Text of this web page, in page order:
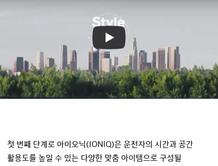
Play
첫 번째 단계로 아이오닉(IONIQ)은 운전자의 시간과 공간
활용도를 높일 수 있는 다양한 맞춤 아이템으로 구성될